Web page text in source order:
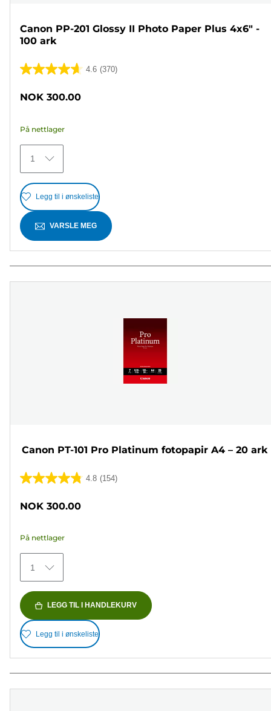
Canon PP-201 Glossy II Photo Paper Plus 4x6" -
100 ark
4.6 (370)
4.6
370
omtaler
NOK 300.00
På nettlager
1
Legg til i ønskeliste
VARSLE MEG
Canon PT-101 Pro Platinum fotopapir A4 – 20 ark
4.8 (154)
4.8
5
154
omtaler
NOK 300.00
På nettlager
1
LEGG TIL I HANDLEKURV
Legg til i ønskeliste